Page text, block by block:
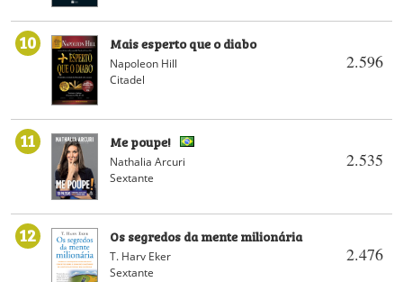
10
2.596
Mais esperto que o diabo
Napoleon Hill
Citadel
11
2.535
Me poupe!
Nathalia Arcuri
Sextante
12
2.476
Os segredos da mente milionária
T. Harv Eker
Sextante